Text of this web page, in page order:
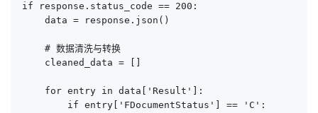
if response.status_code == 200:
    data = response.json()
    # 数据清洗与转换
    cleaned_data = []
    for entry in data['Result']:
        if entry['FDocumentStatus'] == 'C':